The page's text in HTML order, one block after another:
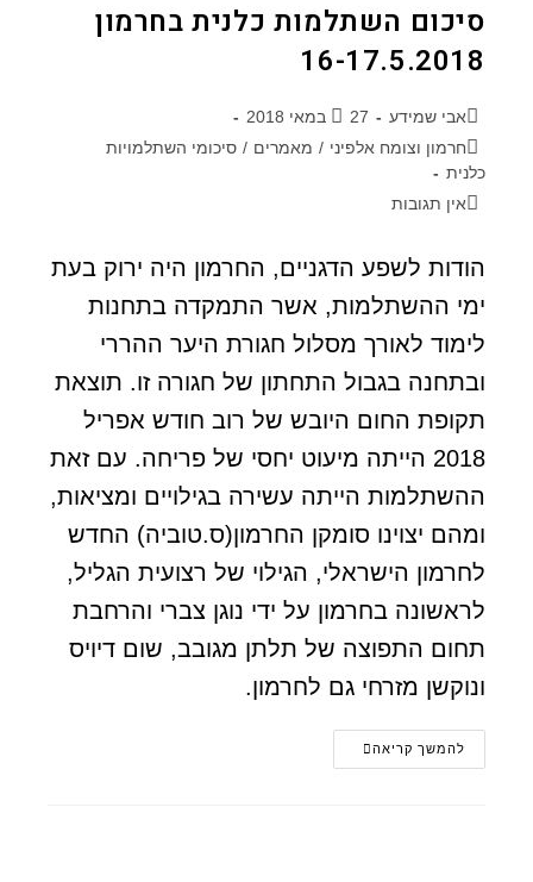
סיכום השתלמות כלנית בחרמון
16-17.5.2018
אבי שמידע
27 במאי 2018
חרמון וצומח אלפיני / מאמרים / סיכומי השתלמויות
כלנית
אין תגובות
הודות לשפע הדגניים, החרמון היה ירוק בעת
ימי ההשתלמות, אשר התמקדה בתחנות
לימוד לאורך מסלול חגורת היער ההררי
ובתחנה בגבול התחתון של חגורה זו. תוצאת
תקופת החום היובש של רוב חודש אפריל
2018 הייתה מיעוט יחסי של פריחה. עם זאת
ההשתלמות הייתה עשירה בגילויים ומציאות,
ומהם יצוינו סומקן החרמון(ס.טוביה) החדש
לחרמון הישראלי, הגילוי של רצועית הגליל,
לראשונה בחרמון על ידי נוגן צברי והרחבת
תחום התפוצה של תלתן מגובב, שום דיויס
ונוקשן מזרחי גם לחרמון.
להמשך קריאה